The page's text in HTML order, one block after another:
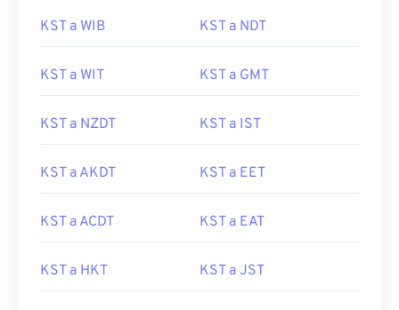
KST a WIB KST a NDT
KST a WIT KST a GMT
KST a NZDT KST a IST
KST a AKDT KST a EET
KST a ACDT KST a EAT
KST a HKT KST a JST